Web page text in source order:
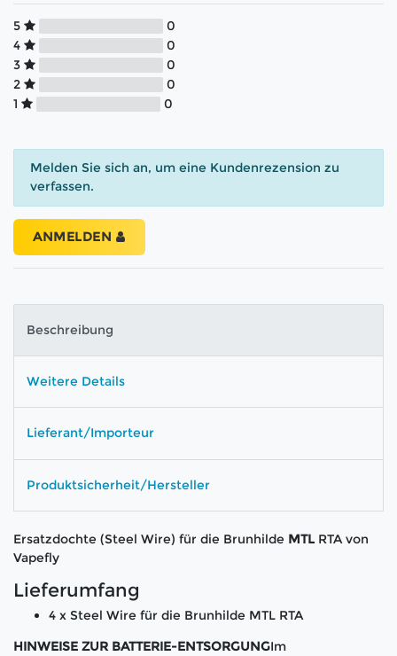
5
0
4
0
3
0
2
0
1
0
Melden Sie sich an, um eine Kundenrezension zu
verfassen.
ANMELDEN
Beschreibung
Weitere Details
Lieferant/Importeur
Produktsicherheit/Hersteller
Ersatzdochte (Steel Wire) für die Brunhilde MTL RTA von
Vapefly
Lieferumfang
4 x Steel Wire für die Brunhilde MTL RTA
HINWEISE ZUR BATTERIE-ENTSORGUNGIm